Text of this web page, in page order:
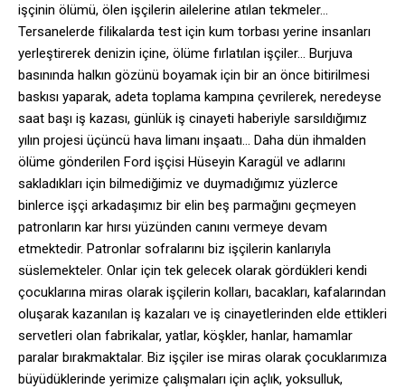
işçinin ölümü, ölen işçilerin ailelerine atılan tekmeler…
Tersanelerde filikalarda test için kum torbası yerine insanları
yerleştirerek denizin içine, ölüme fırlatılan işçiler… Burjuva
basınında halkın gözünü boyamak için bir an önce bitirilmesi
baskısı yaparak, adeta toplama kampına çevrilerek, neredeyse
saat başı iş kazası, günlük iş cinayeti haberiyle sarsıldığımız
yılın projesi üçüncü hava limanı inşaatı… Daha dün ihmalden
ölüme gönderilen Ford işçisi Hüseyin Karagül ve adlarını
sakladıkları için bilmediğimiz ve duymadığımız yüzlerce
binlerce işçi arkadaşımız bir elin beş parmağını geçmeyen
patronların kar hırsı yüzünden canını vermeye devam
etmektedir. Patronlar sofralarını biz işçilerin kanlarıyla
süslemekteler. Onlar için tek gelecek olarak gördükleri kendi
çocuklarına miras olarak işçilerin kolları, bacakları, kafalarından
oluşarak kazanılan iş kazaları ve iş cinayetlerinden elde ettikleri
servetleri olan fabrikalar, yatlar, köşkler, hanlar, hamamlar
paralar bırakmaktalar. Biz işçiler ise miras olarak çocuklarımıza
büyüdüklerinde yerimize çalışmaları için açlık, yoksulluk,